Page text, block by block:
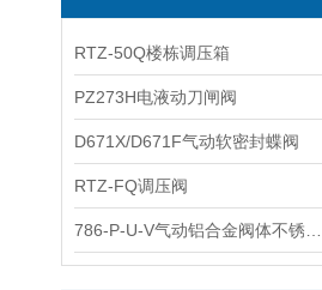
RTZ-50Q楼栋调压箱
PZ273H电液动刀闸阀
D671X/D671F气动软密封蝶阀
RTZ-FQ调压阀